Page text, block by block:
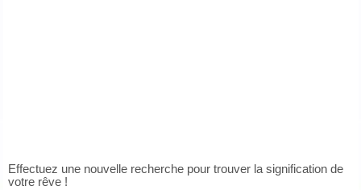
Effectuez une nouvelle recherche pour trouver la signification de
votre rêve !